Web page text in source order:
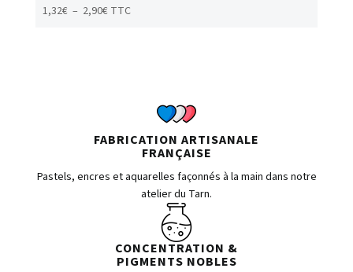
1,32€ – 2,90€Plage
TTC
FABRICATION ARTISANALE
FRANÇAISE
Pastels, encres et aquarelles façonnés à la main dans notre
atelier du Tarn.
CONCENTRATION &
PIGMENTS NOBLES